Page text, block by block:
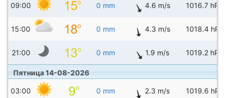
09:00 0 mm 4.6 m/s 1016.7 hPa
15:00 0 mm 4.3 m/s 1018.4 hPa
21:00 0 mm 1.9 m/s 1019.2 hPa
Пятница 14-08-2026
03:00 0 mm 2.3 m/s 1019.6 hPa